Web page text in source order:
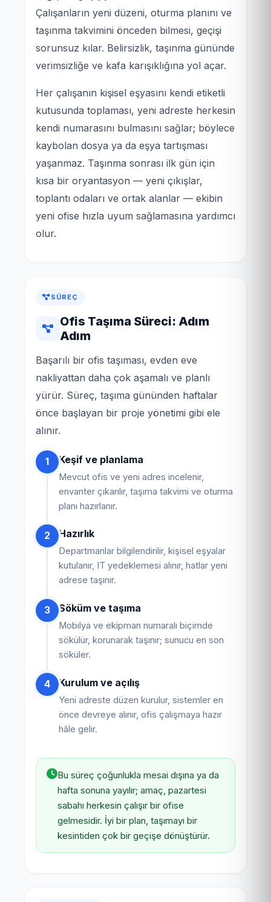
Çalışanların yeni düzeni, oturma planını ve
taşınma takvimini önceden bilmesi, geçişi
sorunsuz kılar. Belirsizlik, taşınma gününde
verimsizliğe ve kafa karışıklığına yol açar.
Her çalışanın kişisel eşyasını kendi etiketli
kutusunda toplaması, yeni adreste herkesin
kendi numarasını bulmasını sağlar; böylece
kaybolan dosya ya da eşya tartışması
yaşanmaz. Taşınma sonrası ilk gün için
kısa bir oryantasyon — yeni çıkışlar,
toplantı odaları ve ortak alanlar — ekibin
yeni ofise hızla uyum sağlamasına yardımcı
olur.
SÜREÇ
Ofis Taşıma Süreci: Adım
Adım
Başarılı bir ofis taşıması, evden eve
nakliyattan daha çok aşamalı ve planlı
yürür. Süreç, taşıma gününden haftalar
önce başlayan bir proje yönetimi gibi ele
alınır.
1 Keşif ve planlama
Mevcut ofis ve yeni adres incelenir,
envanter çıkarılır, taşıma takvimi ve oturma
planı hazırlanır.
2 Hazırlık
Departmanlar bilgilendirilir, kişisel eşyalar
kutulanır, IT yedeklemesi alınır, hatlar yeni
adrese taşınır.
3 Söküm ve taşıma
Mobilya ve ekipman numaralı biçimde
sökülür, korunarak taşınır; sunucu en son
söküler.
4 Kurulum ve açılış
Yeni adreste düzen kurulur, sistemler en
önce devreye alınır, ofis çalışmaya hazır
hâle gelir.
Bu süreç çoğunlukla mesai dışına ya da
hafta sonuna yayılır; amaç, pazartesi
sabahı herkesin çalışır bir ofise
gelmesidir. İyi bir plan, taşımayı bir
kesintiden çok bir geçişe dönüştürür.